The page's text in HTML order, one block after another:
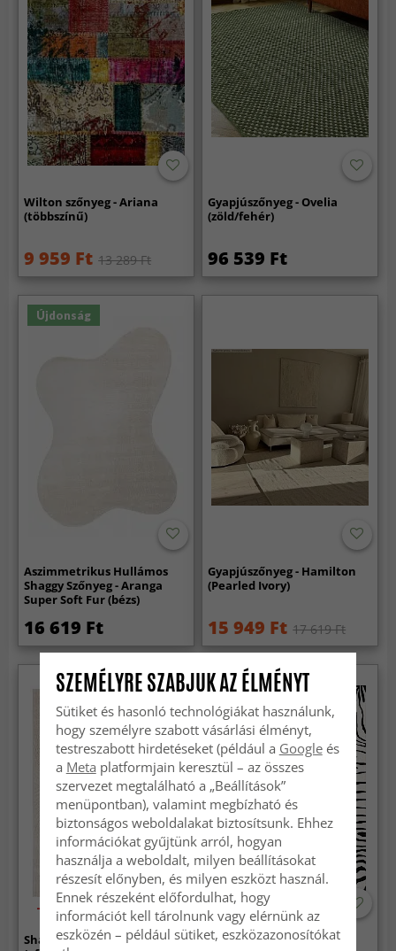
Wilton szőnyeg - Ariana
(többszínű)
9 959 Ft 13 289 Ft
Gyapjúszőnyeg - Ovelia
(zöld/fehér)
96 539 Ft
Újdonság
Aszimmetrikus Hullámos
Shaggy Szőnyeg - Aranga
Super Soft Fur (bézs)
16 619 Ft
Gyapjúszőnyeg - Hamilton
(Pearled Ivory)
15 949 Ft 17 619 Ft
-30%
Shaggy szőnyeg - Tove
Wilton szőnyeg - Zebra
SZEMÉLYRE SZABJUK AZ ÉLMÉNYT
Sütiket és hasonló technológiákat használunk,
hogy személyre szabott vásárlási élményt,
testreszabott hirdetéseket (például a Googleés
a Meta platformjain keresztül – az összes
szervezet megtalálható a „Beállítások”
menüpontban), valamint megbízható és
biztonságos weboldalakat biztosítsunk. Ehhez
információkat gyűjtünk arról, hogyan
használja a weboldalt, milyen beállításokat
részesít előnyben, és milyen eszközt használ.
Ennek részeként előfordulhat, hogy
információt kell tárolnunk vagy elérnünk az
eszközén – például sütiket, eszközazonosítókat